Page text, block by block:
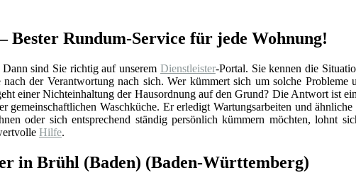
Bester Rundum-Service für jede Wohnung!
sind Sie richtig auf unserem Dienstleister-Portal. Sie kennen die
der Verantwortung nach sich. Wer kümmert sich um solche Probleme
einer Nichteinhaltung der Hausordnung auf den Grund? Die Antwort ist
gemeinschaftlichen Waschküche. Er erledigt Wartungsarbeiten und
oder sich entsprechend ständig persönlich kümmern möchten, lohnt
Hilfe.
in Brühl (Baden) (Baden-Württemberg)